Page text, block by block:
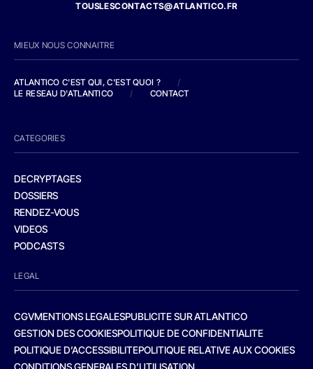
TOUSLESCONTACTS@ATLANTICO.FR
MIEUX NOUS CONNAITRE
ATLANTICO C'EST QUI, C'EST QUOI ?
/
LE RESEAU D'ATLANTICO
/ CONTACT
CATEGORIES
DECRYPTAGES
DOSSIERS
RENDEZ-VOUS
VIDEOS
PODCASTS
LEGAL
CGVMENTIONS LEGALESPUBLICITE SUR ATLANTICO
GESTION DES COOKIESPOLITIQUE DE CONFIDENTIALITE
POLITIQUE D’ACCESSIBILITEPOLITIQUE RELATIVE AUX COOKIES